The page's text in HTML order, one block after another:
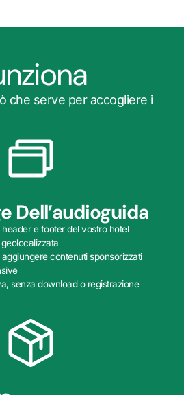
che serve per accogliere i
Dell’audioguida
e footer del vostro hotel
contenuti sponsorizzati
senza download o registrazione